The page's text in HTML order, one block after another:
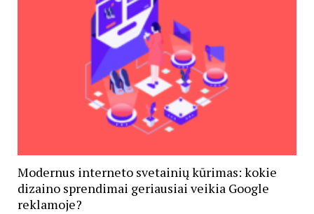
Modernus interneto svetainių kūrimas: kokie
dizaino sprendimai geriausiai veikia Google
reklamoje?